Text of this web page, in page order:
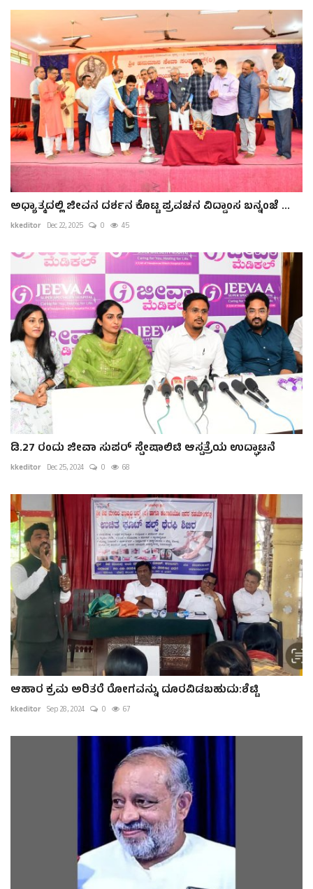
ಅಧ್ಯಾತ್ಮದಲ್ಲಿ ಜೀವನ ದರ್ಶನ ಕೊಟ್ಟ ಪ್ರವಚನ ವಿದ್ವಾಂಸ ಬನ್ನಂಜೆ ...
kkeditor Dec 22, 2025 0 45
ಡಿ.27 ರಂದು ಜೀವಾ ಸುಪರ್ ಸ್ಪೇಷಾಲಿಟಿ ಆಸ್ಪತ್ರೆಯ ಉದ್ಘಾಟನೆ
kkeditor Dec 25, 2024 0 68
ಆಹಾರ ಕ್ರಮ ಅರಿತರೆ ರೋಗವನ್ನು ದೂರವಿಡಬಹುದು:ಶೆಟ್ಟಿ
kkeditor Sep 28, 2024 0 67